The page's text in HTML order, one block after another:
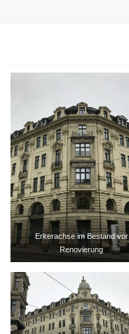
Erkerachse im Bestand vor
Renovierung